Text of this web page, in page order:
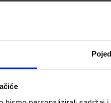
gimnazija
Šafar Đerki Leventić
Tomić